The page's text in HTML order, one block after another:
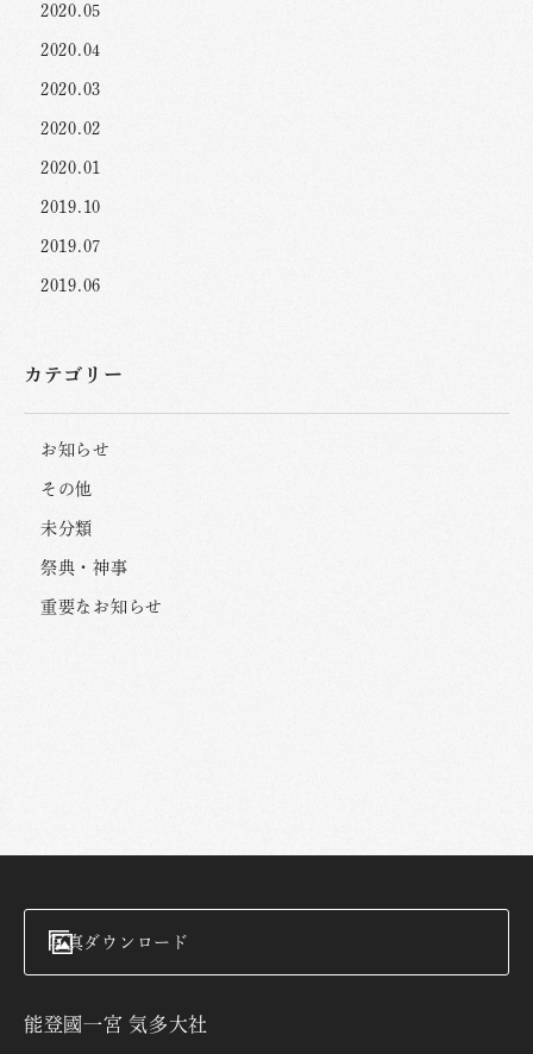
2020.05
2020.04
2020.03
2020.02
2020.01
2019.10
2019.07
2019.06
カテゴリー
お知らせ
その他
未分類
祭典・神事
重要なお知らせ
写真ダウンロード
能登國一宮 気多大社